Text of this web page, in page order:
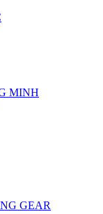
MINH
GEAR